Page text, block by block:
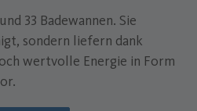
33 Badewannen. Sie
sondern liefern dank
wertvolle Energie in Form